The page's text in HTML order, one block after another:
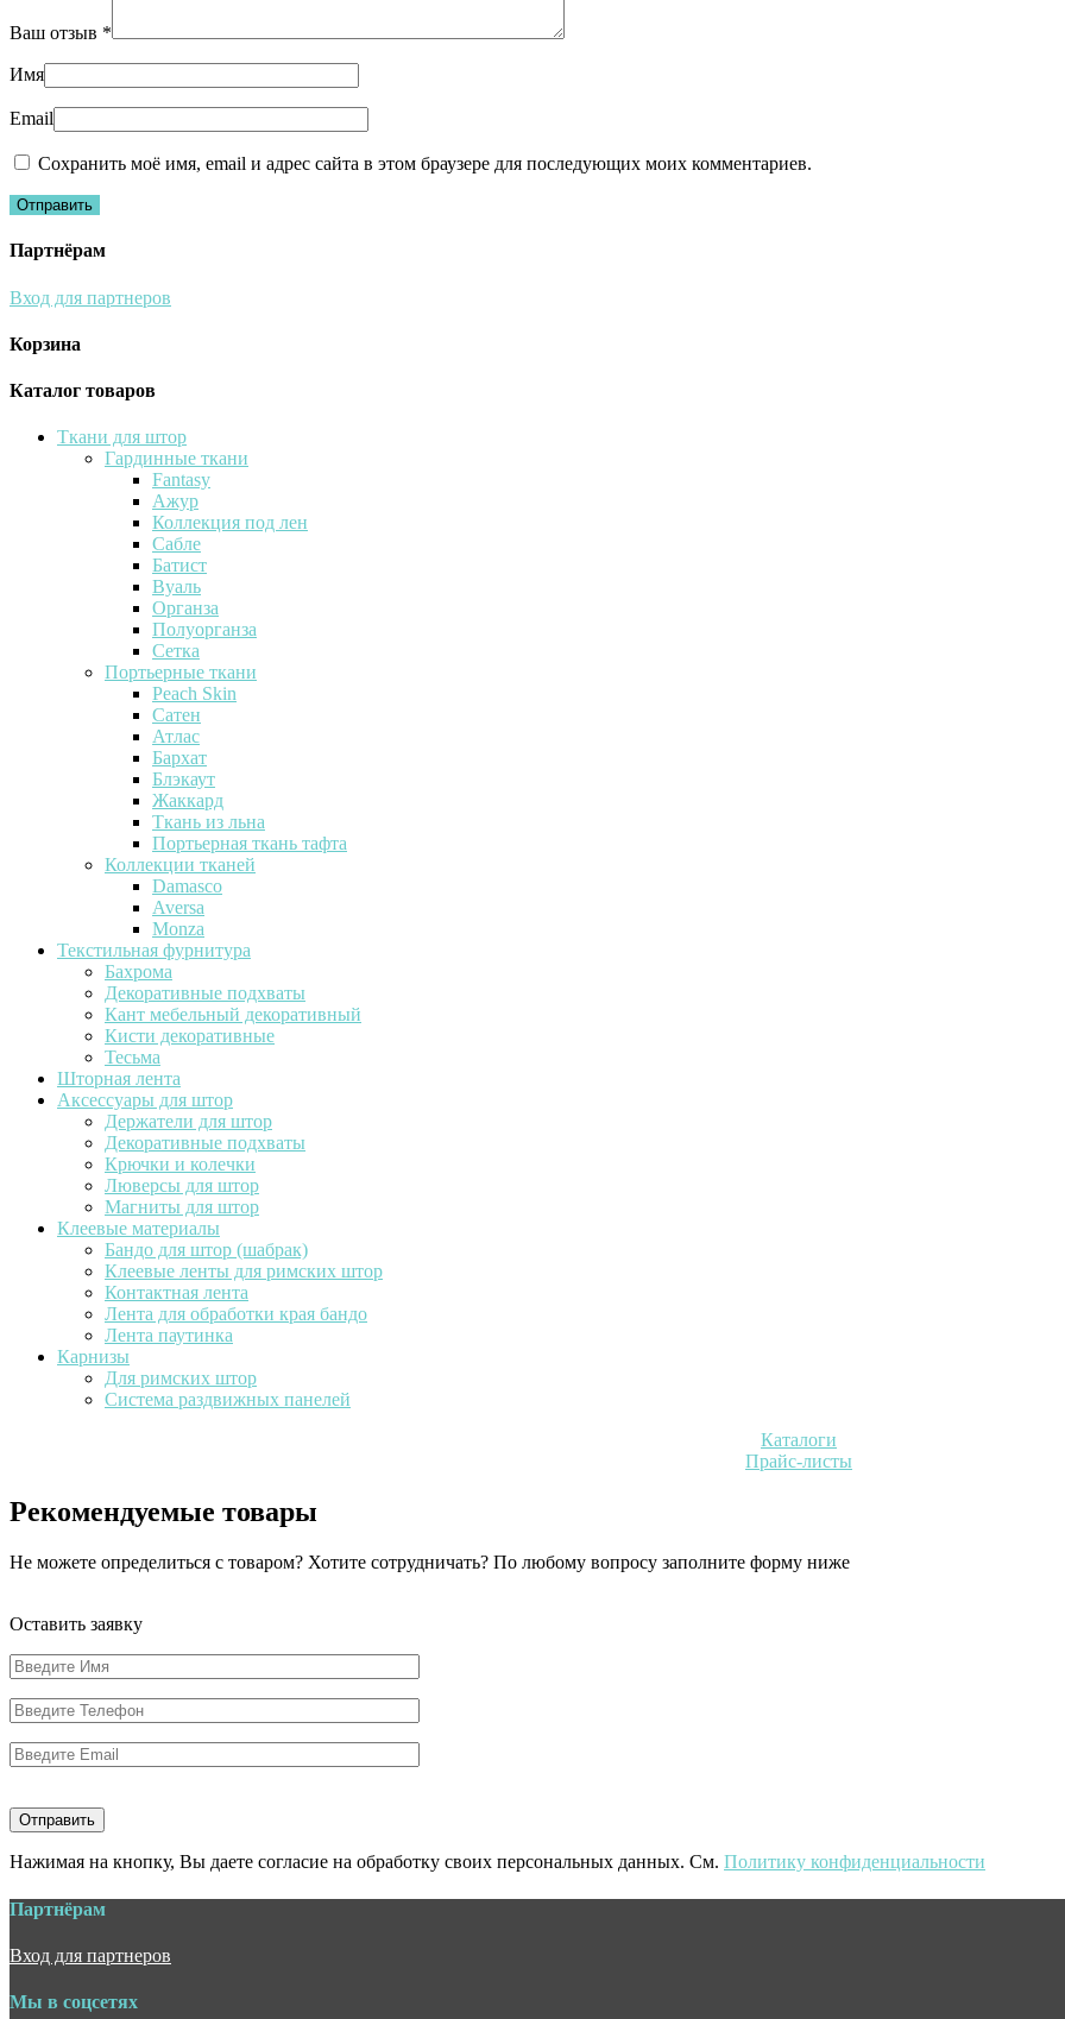
Ваш отзыв *
Имя
Email
Сохранить моё имя, email и адрес сайта в этом браузере для последующих моих комментариев.
Партнёрам
Вход для партнеров
Корзина
Каталог товаров
Ткани для штор
Гардинные ткани
Fantasy
Ажур
Коллекция под лен
Сабле
Батист
Вуаль
Органза
Полуорганза
Сетка
Портьерные ткани
Peach Skin
Сатен
Атлас
Бархат
Блэкаут
Жаккард
Ткань из льна
Портьерная ткань тафта
Коллекции тканей
Damasco
Aversa
Monza
Текстильная фурнитура
Бахрома
Декоративные подхваты
Кант мебельный декоративный
Кисти декоративные
Тесьма
Шторная лента
Аксессуары для штор
Держатели для штор
Декоративные подхваты
Крючки и колечки
Люверсы для штор
Магниты для штор
Клеевые материалы
Бандо для штор (шабрак)
Клеевые ленты для римских штор
Контактная лента
Лента для обработки края бандо
Лента паутинка
Карнизы
Для римских штор
Система раздвижных панелей
Каталоги
Прайс-листы
Рекомендуемые товары
Не можете определиться с товаром? Хотите сотрудничать? По любому вопросу заполните форму ниже
Оставить заявку
Нажимая на кнопку, Вы даете согласие на обработку своих персональных данных. См. Политику конфиденциальности
Партнёрам
Вход для партнеров
Мы в соцсетях